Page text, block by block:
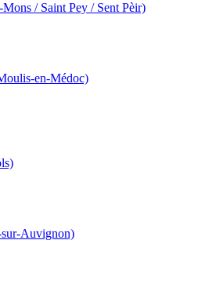
/ Saint Pey / Sent Pèir)
en-Médoc)
Auvignon)